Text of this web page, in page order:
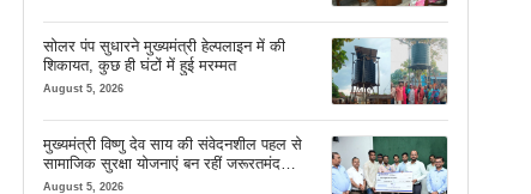
सोलर पंप सुधारने मुख्यमंत्री हेल्पलाइन में की
शिकायत, कुछ ही घंटों में हुई मरम्मत
August 5, 2026
मुख्यमंत्री विष्णु देव साय की संवेदनशील पहल से
सामाजिक सुरक्षा योजनाएं बन रहीं जरूरतमंद
परिवारों का मजबूत सहारा
August 5, 2026